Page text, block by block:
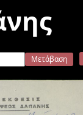
Μετάβαση